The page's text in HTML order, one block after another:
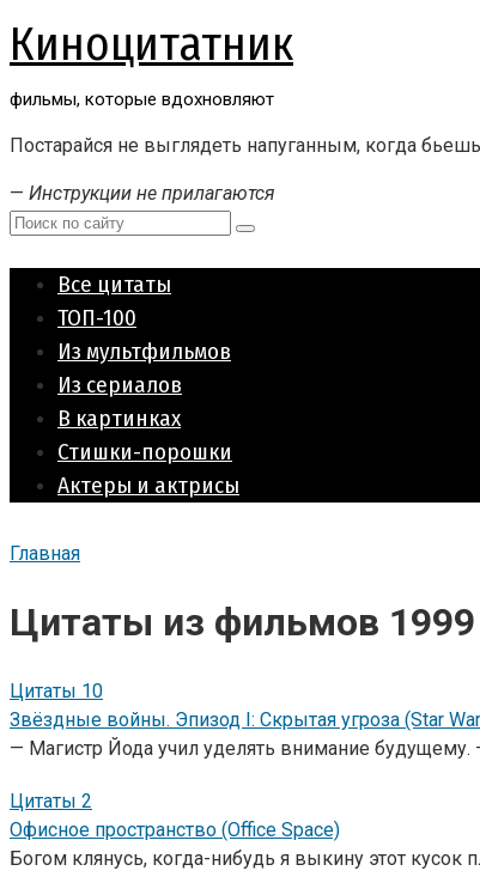
Перейти
к
Киноцитатник
фильмы, которые вдохновляют
Постарайся не выглядеть напуганным, когда
— Инструкции не прилагаются
Поиск:
Все цитаты
ТОП-100
Из мультфильмов
Из сериалов
В картинках
Стишки-порошки
Актеры и актрисы
Главная
Цитаты из фильмов 1999
Цитаты 10
Звёздные войны. Эпизод I: Скрытая угроза (Star
— Магистр Йода учил уделять внимание
Цитаты 2
Офисное пространство (Office Space)
Богом клянусь, когда-нибудь я выкину этот кусок